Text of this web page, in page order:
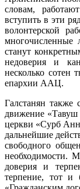
словам,
вступить в эти
волонтерской
многочисленные
станут
недоверия и
несколько сотен
епархии ААЦ.
Галстанян
движение «Тавуш
церкви «Сурб
дальнейшие
свободного
необходимости.
доверия и
терпение, тот и